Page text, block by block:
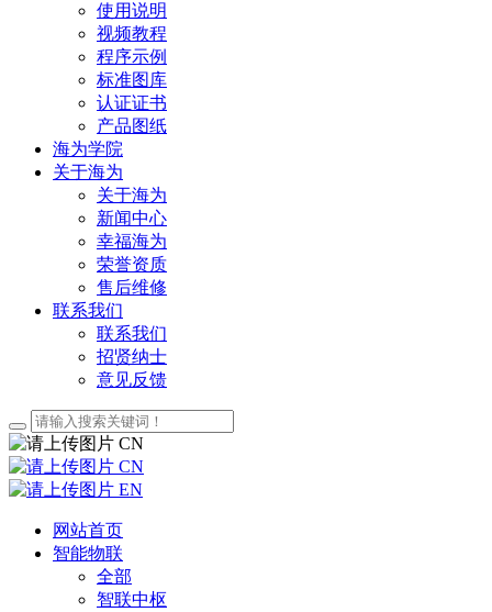
使用说明
视频教程
程序示例
标准图库
认证证书
产品图纸
海为学院
关于海为
关于海为
新闻中心
幸福海为
荣誉资质
售后维修
联系我们
联系我们
招贤纳士
意见反馈
CN
CN
EN
网站首页
智能物联
全部
智联中枢